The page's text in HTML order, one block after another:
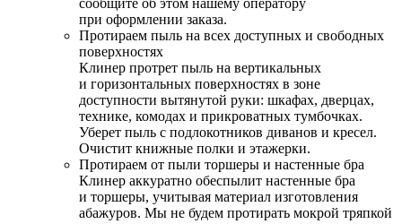
сообщите об этом нашему оператору
при оформлении заказа.
Протираем пыль на всех доступных и свободных
поверхностях
Клинер протрет пыль на вертикальных
и горизонтальных поверхностях в зоне
доступности вытянутой руки: шкафах, дверцах,
технике, комодах и прикроватных тумбочках.
Уберет пыль с подлокотников диванов и кресел.
Очистит книжные полки и этажерки.
Протираем от пыли торшеры и настенные бра
Клинер аккуратно обеспылит настенные бра
и торшеры, учитывая материал изготовления
абажуров. Мы не будем протирать мокрой тряпкой